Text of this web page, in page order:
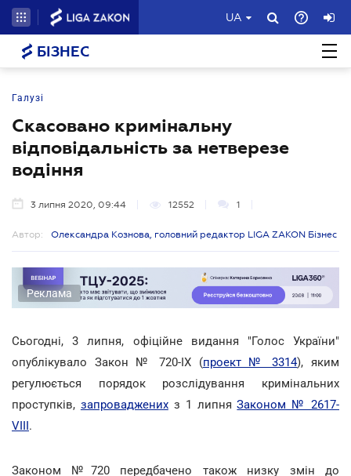
UA
БІЗНЕС
Галузі
Скасовано кримінальну
відповідальність за нетверезе
водіння
3 липня 2020, 09:44 12552 1
Автор: Олександра Кознова, головний редактор LIGA ZAKON Бізнес
Реклама
Сьогодні, 3 липня, офіційне видання "Голос України"
опублікувало Закон №
720-IX (проект № 3314), яким
регулюється порядок розслідування кримінальних
проступків, запровадженихз 1 липняЗаконом № 2617-
VIII.
Законом №720 передбачено також низку змін до